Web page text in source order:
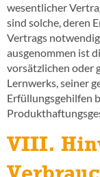
wesentlicher
sind solche, deren
Vertrags
ausgenommen ist
vorsätzlichen oder
Lernwerks, seiner
Erfüllungsgehilfen
VIII.